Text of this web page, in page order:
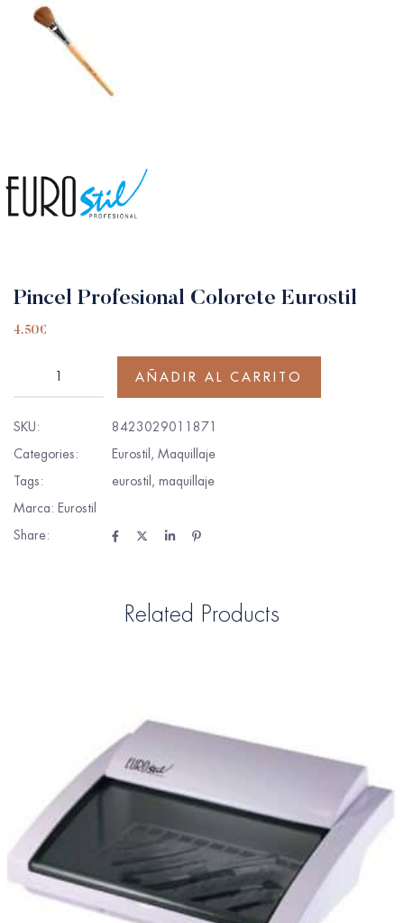
Pincel Profesional Colorete Eurostil
4.50€
AÑADIR AL CARRITO
SKU:
8423029011871
Categories:
Eurostil , Maquillaje
Tags:
eurostil , maquillaje
Marca: Eurostil
Share:
Related Products